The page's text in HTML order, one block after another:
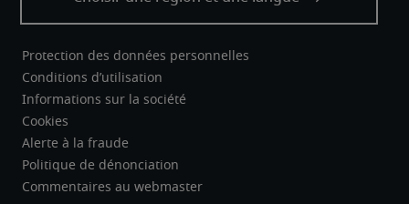
Protection des données personnelles
Conditions d’utilisation
Informations sur la société
Cookies
Alerte à la fraude
Politique de dénonciation
Commentaires au webmaster